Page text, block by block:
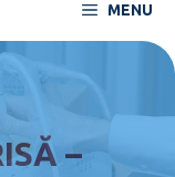
MENU
–